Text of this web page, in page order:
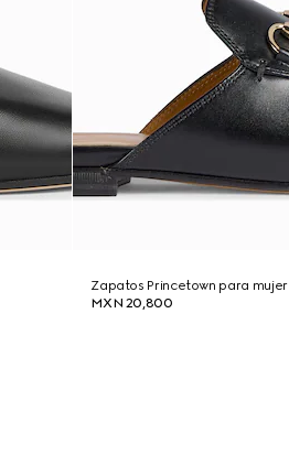
Zapatos Princetown para mujer
MXN 20,800